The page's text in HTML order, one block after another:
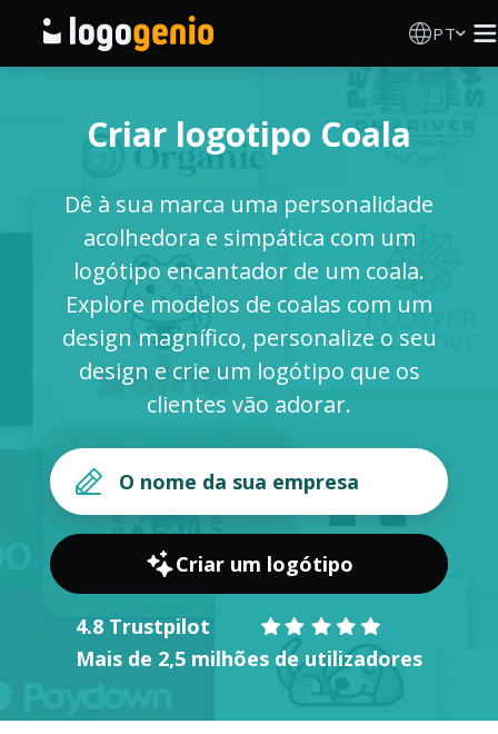
PT
Gerador de logótipos IA
Ideias de logótipos
Produtos impressos
Sobre
INICIAR SESSÃO
Criar logotipo Coala
Dê à sua marca uma personalidade
acolhedora e simpática com um
logótipo encantador de um coala.
Explore modelos de coalas com um
design magnífico, personalize o seu
design e crie um logótipo que os
clientes vão adorar.
Criar um logótipo
4.8 Trustpilot
Mais de 2,5 milhões de utilizadores